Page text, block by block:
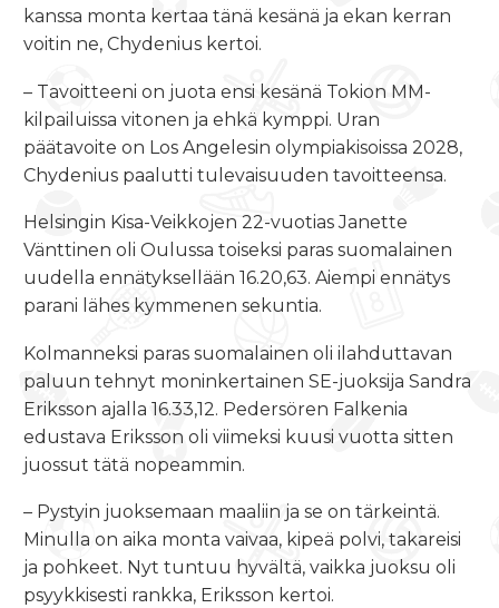
kanssa monta kertaa tänä kesänä ja ekan kerran
voitin ne, Chydenius kertoi.
– Tavoitteeni on juota ensi kesänä Tokion MM-
kilpailuissa vitonen ja ehkä kymppi. Uran
päätavoite on Los Angelesin olympiakisoissa 2028,
Chydenius paalutti tulevaisuuden tavoitteensa.
Helsingin Kisa-Veikkojen 22-vuotias Janette
Vänttinen oli Oulussa toiseksi paras suomalainen
uudella ennätyksellään 16.20,63. Aiempi ennätys
parani lähes kymmenen sekuntia.
Kolmanneksi paras suomalainen oli ilahduttavan
paluun tehnyt moninkertainen SE-juoksija Sandra
Eriksson ajalla 16.33,12. Pedersören Falkenia
edustava Eriksson oli viimeksi kuusi vuotta sitten
juossut tätä nopeammin.
– Pystyin juoksemaan maaliin ja se on tärkeintä.
Minulla on aika monta vaivaa, kipeä polvi, takareisi
ja pohkeet. Nyt tuntuu hyvältä, vaikka juoksu oli
psyykkisesti rankka, Eriksson kertoi.